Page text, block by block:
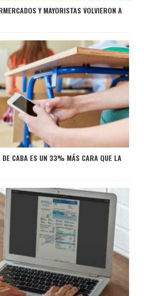
Y MAYORISTAS VOLVIERON A
DE CABA ES UN 33% MÁS CARA QUE LA